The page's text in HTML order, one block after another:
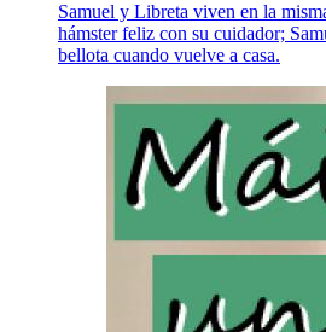
Samuel y Libreta viven en la
hámster feliz con su cuidador;
bellota cuando vuelve a casa.